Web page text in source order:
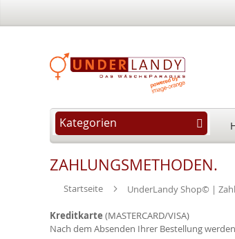
Kategorien
ZAHLUNGSMETHODEN.
Startseite UnderLandy Shop© |
Kreditkarte (MASTERCARD/VISA)
Nach dem Absenden Ihrer Bestellung